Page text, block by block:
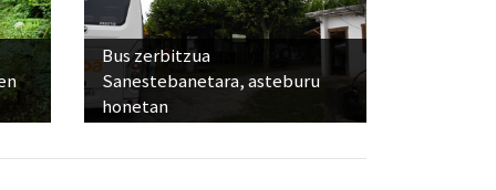
Bus zerbitzua
Sanestebanetara, asteburu
honetan